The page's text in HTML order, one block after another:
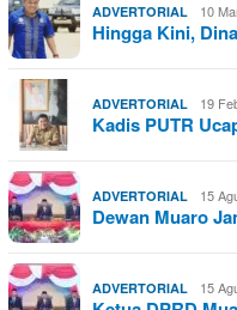
ADVERTORIAL 10
Hingga Kini,
ADVERTORIAL 19
Kadis PUTR
ADVERTORIAL 15
Dewan Muaro
ADVERTORIAL 15